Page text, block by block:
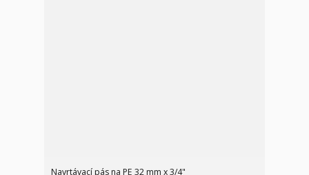
Navrtávací pás na PE 32 mm x 3/4"